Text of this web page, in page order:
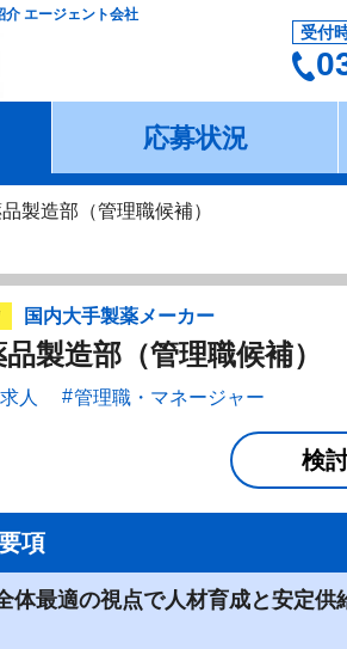
介 エージェント会社
受付
応募状況
製造部（管理職候補）
国内大手製薬メーカー
品製造部（管理職候補）
人 管理職・マネージャー
検
項
体最適の視点で人材育成と安定